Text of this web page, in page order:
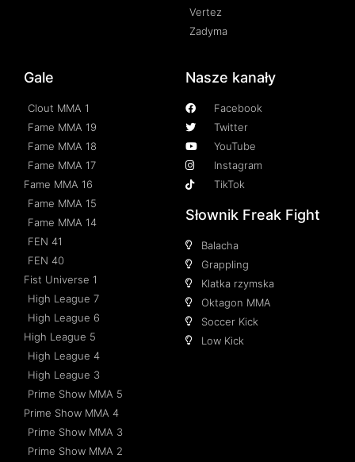
Vertez
Zadyma
Gale
Clout MMA 1
Fame MMA 19
Fame MMA 18
Fame MMA 17
Fame MMA 16
Fame MMA 15
Fame MMA 14
FEN 41
FEN 40
Fist Universe 1
High League 7
High League 6
High League 5
High League 4
High League 3
Prime Show MMA 5
Prime Show MMA 4
Prime Show MMA 3
Prime Show MMA 2
Nasze kanały
Facebook
Twitter
YouTube
Instagram
TikTok
Słownik Freak Fight
Balacha
Grappling
Klatka rzymska
Oktagon MMA
Soccer Kick
Low Kick